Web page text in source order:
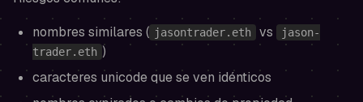
nombres similares ( jasontrader.eth vs
jason-
trader.eth )
caracteres unicode que se ven idénticos